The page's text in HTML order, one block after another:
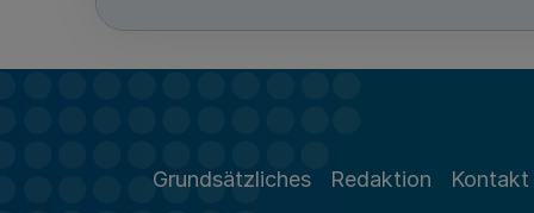
Grundsätzliches Redaktion Kontakt